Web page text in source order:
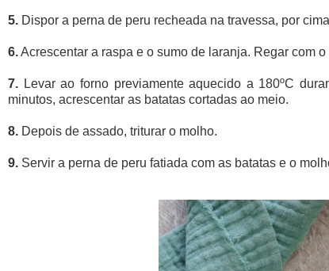
5. Dispor a perna de peru recheada na travessa, por
6.Acrescentar a raspa e o sumo de laranja. Regar com
7. Levar ao forno previamente aquecido a 180ºC
minutos, acrescentar as batatas cortadas ao meio.
8. Depois de assado, triturar o molho.
9. Servir a perna de peru fatiada com as batatas e o